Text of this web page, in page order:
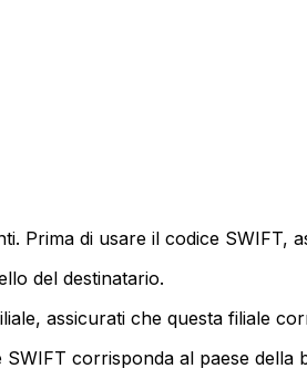
Prima di usare il codice SWIFT,
del destinatario.
assicurati che questa filiale
corrisponda al paese della